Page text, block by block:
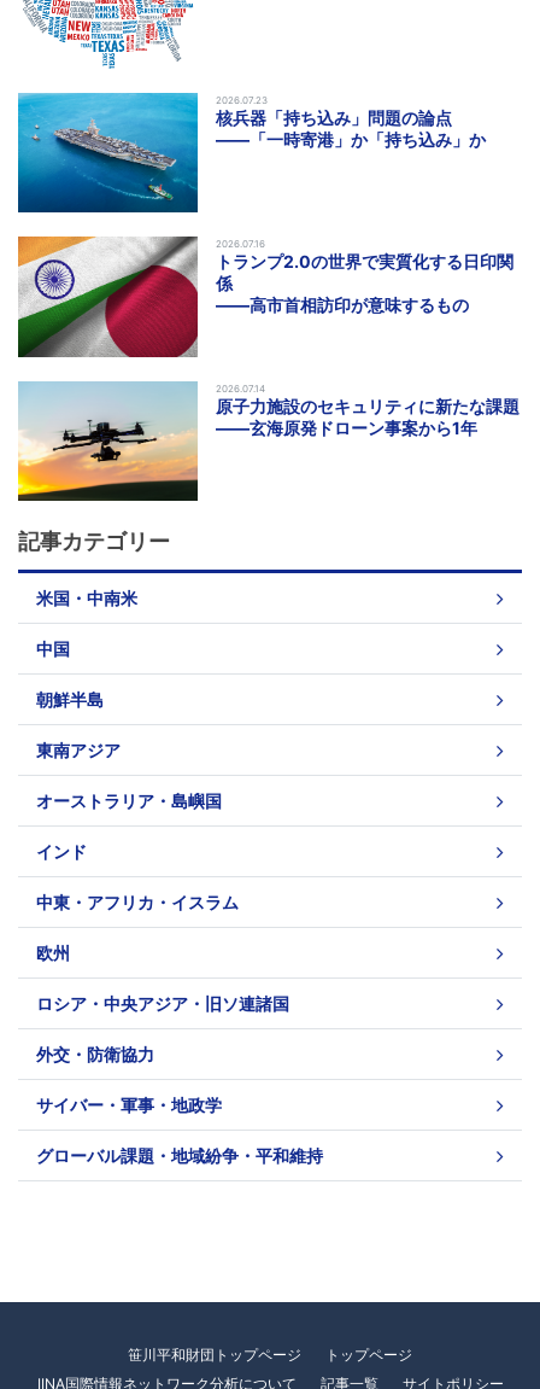
2026.07.23
核兵器「持ち込み」問題の論点
――「一時寄港」か「持ち込み」か
2026.07.16
トランプ2.0の世界で実質化する日印関
係
――高市首相訪印が意味するもの
2026.07.14
原子力施設のセキュリティに新たな課題
――玄海原発ドローン事案から1年
記事カテゴリー
米国・中南米
中国
朝鮮半島
東南アジア
オーストラリア・島嶼国
インド
中東・アフリカ・イスラム
欧州
ロシア・中央アジア・旧ソ連諸国
外交・防衛協力
サイバー・軍事・地政学
グローバル課題・地域紛争・平和維持
笹川平和財団トップページ
トップページ
IINA国際情報ネットワーク分析について
記事一覧 サイトポリシー